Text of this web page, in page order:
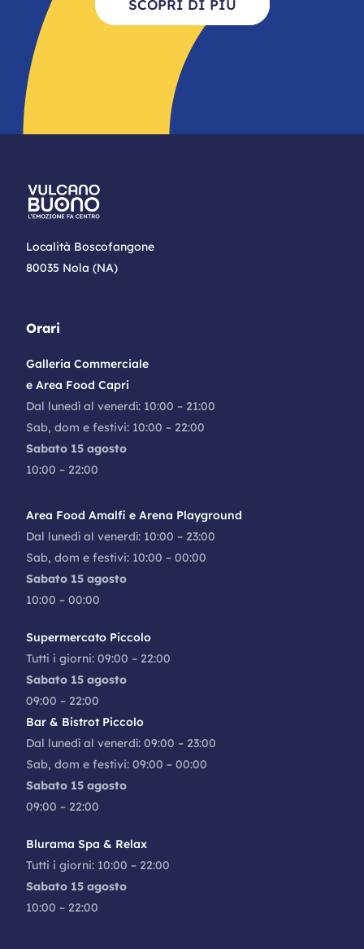
SCOPRI DI PIÙ
Località Boscofangone
80035 Nola (NA)
Orari
Galleria Commerciale
e Area Food Capri
Dal lunedì al venerdì: 10:00 – 21:00
Sab, dom e festivi: 10:00 – 22:00
Sabato 15 agosto
10:00 – 22:00
Area Food Amalfi e Arena Playground
Dal lunedì al venerdì: 10:00 – 23:00
Sab, dom e festivi: 10:00 – 00:00
Sabato 15 agosto
10:00 – 00:00
Supermercato Piccolo
Tutti i giorni: 09:00 – 22:00
Sabato 15 agosto
09:00 – 22:00
Bar & Bistrot Piccolo
Dal lunedì al venerdì: 09:00 – 23:00
Sab, dom e festivi: 09:00 – 00:00
Sabato 15 agosto
09:00 – 22:00
Blurama Spa & Relax
Tutti i giorni: 10:00 – 22:00
Sabato 15 agosto
10:00 – 22:00